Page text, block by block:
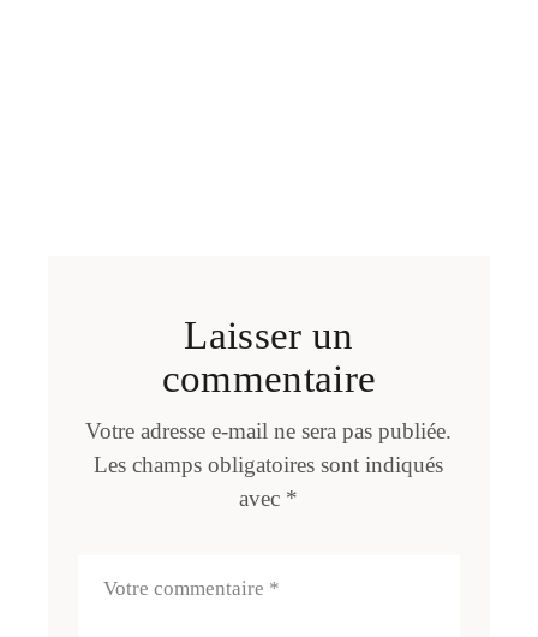
Laisser un
commentaire
Votre adresse e-mail ne sera pas publiée.
Les champs obligatoires sont indiqués
avec *